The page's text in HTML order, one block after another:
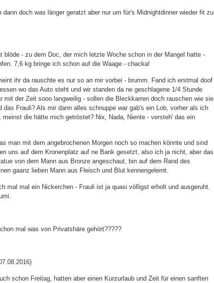
doch was länger geratzt aber nur um für's Midnightdinner wieder fit zu
blöde - zu dem Doc, der mich letzte Woche schon in der Mangel hatte -
7,6 kg bringe ich schon auf die Waage - chacka!
ihr da rauschte es nur so an mir vorbei - brumm. Fand ich erstmal doof
wo das Auto steht und wir standen da ne geschlagene 1/4 Stunde
mit der Zeit sooo langweilig - sollen die Bleckkarren doch rauschen wie sie
Frauli? Als mir dann alles schnuppe war gab's ein Lob, vorher als ich
die hätte mich getröstet? Nix, Nada, Niente - versteh' das ein
man mit dem angebrochenen Morgen noch so machen könnte und sind
uns auf dem Kronenplatz auf ne Bank gesetzt, also ich ja nicht, aber das
von dem Mann aus Bronze angeschaut, bin auf dem Rand des
gaanz lieben Mann aus Fleisch und Blut kennengelernt.
mal mal ein Nickerchen - Frauli ist ja quasi völligst erholt und ausgeruht.
mal was von Privatshäre gehört?????
schon Freitag, hatten aber einen Kurzurlaub und Zeit für einen sanften